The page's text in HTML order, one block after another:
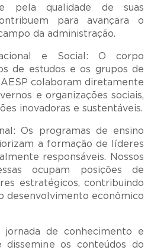
pela qualidade de suas
para avançara o
da administração.
e Social: O corpo
de estudos e os grupos de
colaboram diretamente
e organizações sociais,
inovadoras e sustentáveis.
Os programas de ensino
a formação de líderes
responsáveis. Nossos
ocupam posições de
estratégicos, contribuindo
desenvolvimento econômico
jornada de conhecimento e
dissemine os conteúdos do